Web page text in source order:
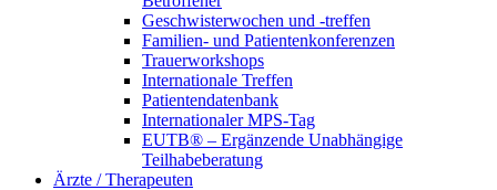
Geschwisterwochen und -treffen
Familien- und Patientenkonferenzen
Trauerworkshops
Internationale Treffen
Patientendatenbank
Internationaler MPS-Tag
EUTB® – Ergänzende Unabhängige
Teilhabeberatung
Ärzte / Therapeuten